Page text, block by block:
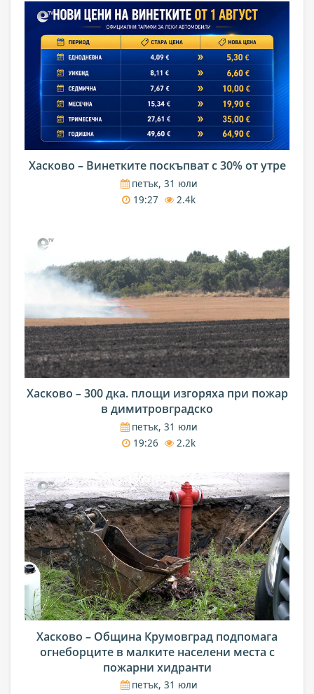
Хасково – Винетките поскъпват с 30% от утре
петък, 31 юли
19:27
2.4k
Хасково – 300 дка. площи изгоряха при пожар
в димитровградско
петък, 31 юли
19:26
2.2k
Хасково – Община Крумовград подпомага
огнеборците в малките населени места с
пожарни хидранти
петък, 31 юли